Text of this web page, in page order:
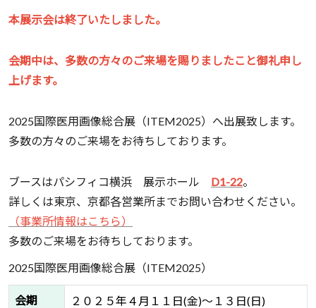
本展示会は終了いたしました。
会期中は、多数の方々のご来場を賜りましたこと御礼申し
上げます。
2025国際医用画像総合展（ITEM2025）へ出展致します。
多数の方々のご来場をお待ちしております。
ブースはパシフィコ横浜 展示ホール D1-22。
詳しくは東京、京都各営業所までお問い合わせください。
（事業所情報はこちら）
多数のご来場をお待ちしております。
2025国際医用画像総合展（ITEM2025）
会期
２０２５年４月１１日(金)～１３日(日)